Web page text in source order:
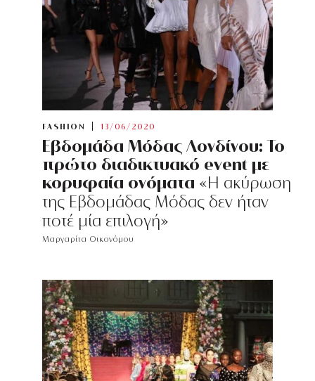
FASHION 13/06/2020
Εβδομάδα Μόδας Λονδίνου: Το
πρώτο διαδικτυακό event με
κορυφαία ονόματα «Η ακύρωση
της Εβδομάδας Μόδας δεν ήταν
ποτέ μία επιλογή»
Μαργαρίτα Οικονόμου